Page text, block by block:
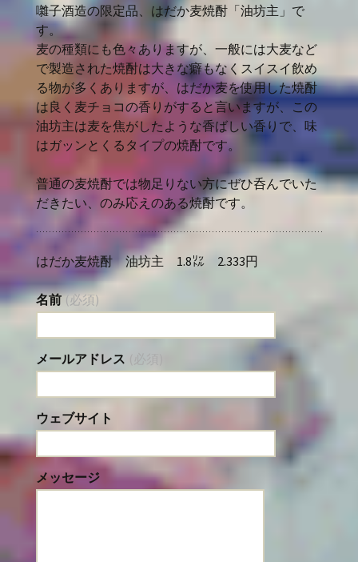
囃子酒造の限定品、はだか麦焼酎「油坊主」で
す。
麦の種類にも色々ありますが、一般には大麦など
で製造された焼酎は大きな癖もなくスイスイ飲め
る物が多くありますが、はだか麦を使用した焼酎
は良く麦チョコの香りがすると言いますが、この
油坊主は麦を焦がしたような香ばしい香りで、味
はガッンとくるタイプの焼酎です。
普通の麦焼酎では物足りない方にぜひ呑んでいた
だきたい、のみ応えのある焼酎です。
はだか麦焼酎 油坊主 1.8㍑ 2.333円
名前 (必須)
メールアドレス
ウェブサイト
メッセージ